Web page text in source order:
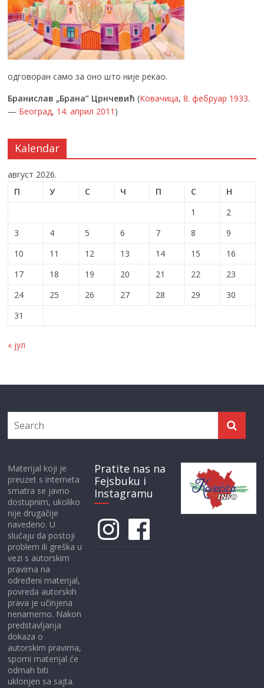
одговоран само за оно што није рекао.
Бранислав „Брана” Црнчевић (Ковачица,8. фебруар 1933.
— Београд, 14. април 2011 )
Kalendar
август 2026.
П
У С Ч П С
Н
1
2
3
4 5 6 7 8
9
10
11 12 13 14 15
16
17
18 19 20 21 22
23
24
25 26 27 28 29
30
31
« јул
Materijal koji je
preuzet s interneta
smatra se javno
dostupnim, ukoliko
nije drugačije
navedeno. U
slučaju da postoji
problem ili greška u
vezi s autorskim
pravima na
određeni materijal,
povreda autorskih
prava je učinjena
nenamerno. Nakon
predstavljanja
dokaza o
autorskim pravima,
sporni materijal će
odmah biti
uklonjen sa sajta.
Pratite nas na
Fejsbuku i
Instagramu
InstagramFacebook